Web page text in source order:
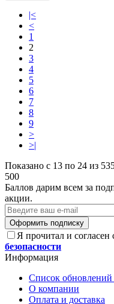
|<
<
1
2
3
4
5
6
7
8
9
>
>|
Показано с 13 по 24 из
500
Баллов дарим всем за
акции.
Оформить подписку
Я прочитал и согласен
безопасности
Информация
Список
О компании
Оплата и доставка